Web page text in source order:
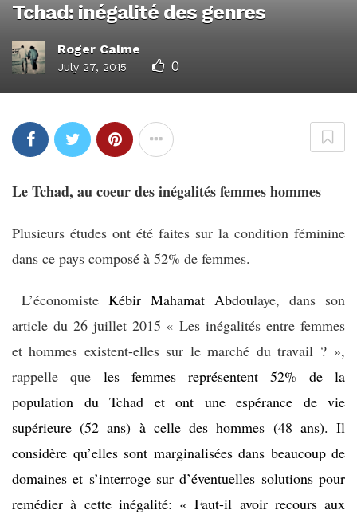
Tchad: inégalité des genres
Roger Calme
July 27, 2015 0
Le Tchad, au coeur des inégalités femmes hommes
Plusieurs études ont été faites sur la condition féminine
dans ce pays composé à 52% de femmes.
L’économiste Kébir Mahamat Abdoulaye, dans son
article du 26 juillet 2015 « Les inégalités entre femmes
et hommes existent-elles sur le marché du travail ? »,
rappelle que les femmes représentent 52% de la
population du Tchad et ont une espérance de vie
supérieure (52 ans) à celle des hommes (48 ans). Il
considère qu’elles sont marginalisées dans beaucoup de
domaines et s’interroge sur d’éventuelles solutions pour
remédier à cette inégalité: « Faut-il avoir recours aux